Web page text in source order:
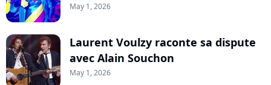
May 1, 2026
Laurent Voulzy raconte sa dispute
avec Alain Souchon
May 1, 2026